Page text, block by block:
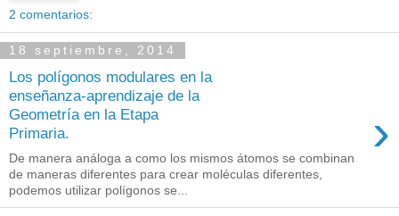
2 comentarios:
18 septiembre, 2014
Los polígonos modulares en la
enseñanza-aprendizaje de la
Geometría en la Etapa
Primaria.
›
De manera análoga a como los mismos átomos se combinan
de maneras diferentes para crear moléculas diferentes,
podemos utilizar polígonos se...